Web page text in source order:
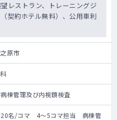
レストラン、トレーニングジ
契約ホテル無料）、公用車利
原市
棟管理及び内視鏡検査
20名/コマ 4～5コマ担当 病棟管